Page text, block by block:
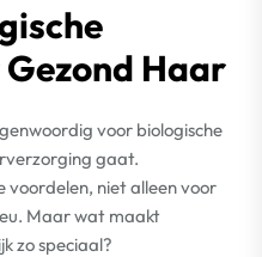
Haar
voor biologische
gaat.
voordelen, niet alleen voor
Maar wat maakt
zo speciaal?